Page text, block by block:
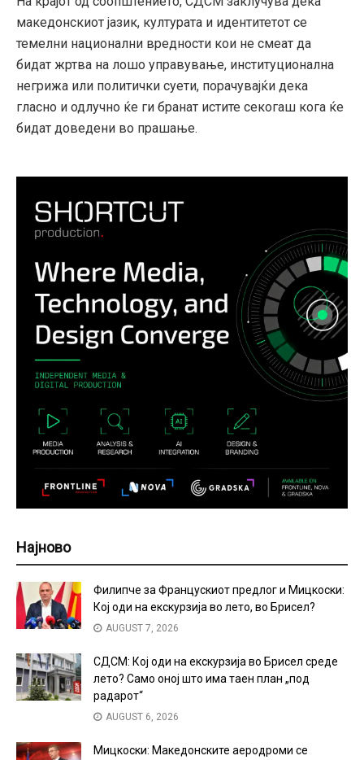
македонскиот јазик, културата и идентитетот се
темелни национални вредности кои не смеат да
бидат жртва на лошо управување, институционална
негрижа или политички суети, порачувајќи дека
гласно и одлучно ќе ги бранат истите секогаш кога ќе
бидат доведени во прашање.
Најново
Филипче за Францускиот предлог и Мицкоски:
Кој оди на екскурзија во лето, во Брисел?
AUGUST 7, 2026
СДСМ: Кој оди на екскурзија во Брисел среде
лето? Само оној што има таен план „под
радарот“
AUGUST 6, 2026
Мицкоски: Македонските аеродроми се